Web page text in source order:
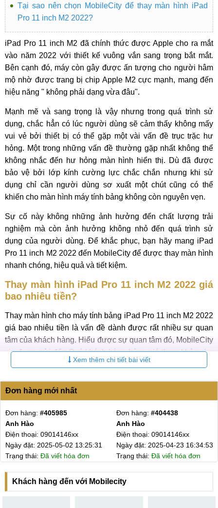
Tại sao nên chọn MobileCity để thay màn hình iPad
Pro 11 inch M2 2022?
iPad Pro 11 inch M2 đã chính thức được Apple cho ra mắt
vào năm 2022 với thiết kế vuông vắn sang trọng bắt mắt.
Bên cạnh đó, máy còn gây được ấn tượng cho người hâm
mộ nhờ được trang bị chip Apple M2 cực mạnh, mang đến
hiệu năng " không phải dạng vừa đâu".
Mạnh mẽ và sang trọng là vậy nhưng trong quá trình sử
dụng, chắc hẳn có lúc người dùng sẽ cảm thấy không mấy
vui vẻ bởi thiết bị có thể gặp một vài vấn đề trục trặc hư
hỏng. Một trong những vấn đề thường gặp nhất không thể
không nhắc đến hư hỏng màn hình hiển thị. Dù đã được
bảo vệ bởi lớp kính cường lực chắc chắn nhưng khi sử
dụng chỉ cần người dùng sơ xuất một chút cũng có thể
khiến cho màn hình máy tính bảng không còn nguyên vẹn.
Sự cố này không những ảnh hưởng đến chất lượng trải
nghiệm mà còn ảnh hưởng không nhỏ đến quá trình sử
dụng của người dùng. Để khắc phục, bạn hãy mang iPad
Pro 11 inch M2 2022 đến MobileCity để được thay màn hình
nhanh chóng, hiệu quả và tiết kiệm.
Thay màn hình iPad Pro 11 inch M2 2022 giá
bao nhiêu tiền?
Thay màn hình cho máy tính bảng iPad Pro 11 inch M2 2022
giá bao nhiêu tiền là vấn đề dành được rất nhiều sự quan
tâm của khách hàng. Hiểu được sự quan tâm đó, MobileCity
xin được gửi đến Quý khách hàng bảng giá tham khảo cho
dịch vụ ngay sau đây:
Bảng giá thay màn hình iPad Pro 11 inch M2 2022 mới
STT
Giá dịch
1
Giá thay màn hình iPad
Pro 11 inch M2 2022
Liên hệ
6 - 12
tháng
2
Pro 11 inch M2 2022 chính
hãng bóc máy
Xem thêm chi tiết bài viết
Đơn hàng mới nhất
đơn
Đơn hàng:
Điện thoại: 03555022xx
Ngày đặt: 2025-04-15 15:35:53
Trạng thái: Chờ LT lên phiếu
Đơn hàng:
Điện thoại:
Ngày đặt: 2025-03-
Trạng thái: Chờ LT
Khách hàng đến với Mobilecity